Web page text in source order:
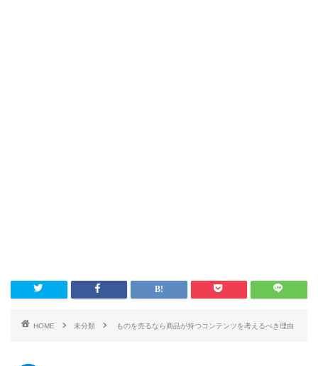
HOME 未分類 ものを売るなら商品が持つコンテンツを考えるべき理由